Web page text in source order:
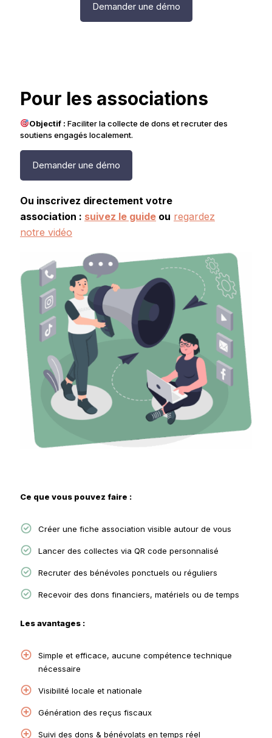
Demander une démo
Pour les associations
Objectif : Faciliter la collecte de dons et recruter des
soutiens engagés localement.
Demander une démo
Ou inscrivez directement votre
association : suivez le guide ou regardez
notre vidéo
Ce que vous pouvez faire :
Créer une fiche association visible autour de vous
Lancer des collectes via QR code personnalisé
Recruter des bénévoles ponctuels ou réguliers
Recevoir des dons financiers, matériels ou de temps
Les avantages :
Simple et efficace, aucune compétence technique
nécessaire
Visibilité locale et nationale
Génération des reçus fiscaux
Suivi des dons & bénévolats en temps réel